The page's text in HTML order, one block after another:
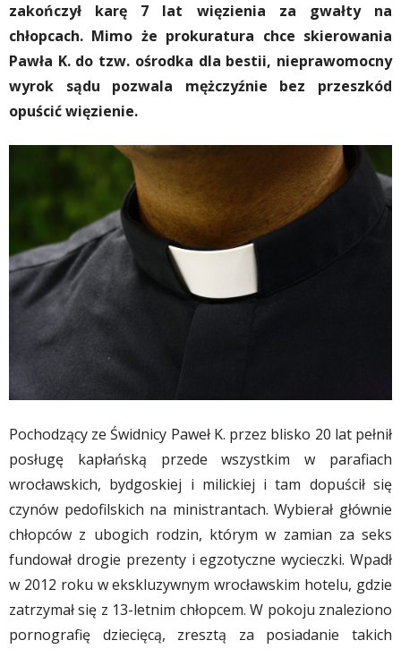
zakończył karę 7 lat więzienia za gwałty na
chłopcach. Mimo że prokuratura chce skierowania
Pawła K. do tzw. ośrodka dla bestii, nieprawomocny
wyrok sądu pozwala mężczyźnie bez przeszkód
opuścić więzienie.
Pochodzący ze Świdnicy Paweł K. przez blisko 20 lat pełnił
posługę kapłańską przede wszystkim w parafiach
wrocławskich, bydgoskiej i milickiej i tam dopuścił się
czynów pedofilskich na ministrantach. Wybierał głównie
chłopców z ubogich rodzin, którym w zamian za seks
fundował drogie prezenty i egzotyczne wycieczki. Wpadł
w 2012 roku w ekskluzywnym wrocławskim hotelu, gdzie
zatrzymał się z 13-letnim chłopcem. W pokoju znaleziono
pornografię dziecięcą, zresztą za posiadanie takich